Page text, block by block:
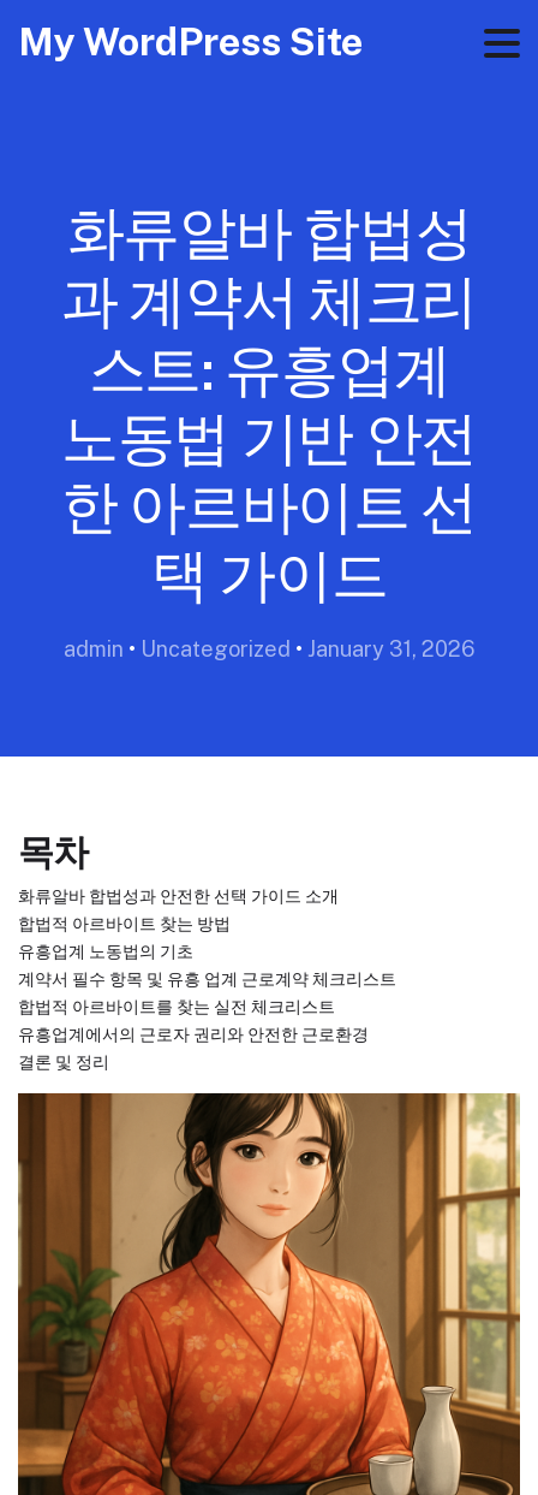
My WordPress Site
화류알바 합법성
과 계약서 체크리
스트: 유흥업계
노동법 기반 안전
한 아르바이트 선
택 가이드
admin • Uncategorized • January 31, 2026
목차
화류알바 합법성과 안전한 선택 가이드 소개
합법적 아르바이트 찾는 방법
유흥업계 노동법의 기초
계약서 필수 항목 및 유흥 업계 근로계약 체크리스트
합법적 아르바이트를 찾는 실전 체크리스트
유흥업계에서의 근로자 권리와 안전한 근로환경
결론 및 정리